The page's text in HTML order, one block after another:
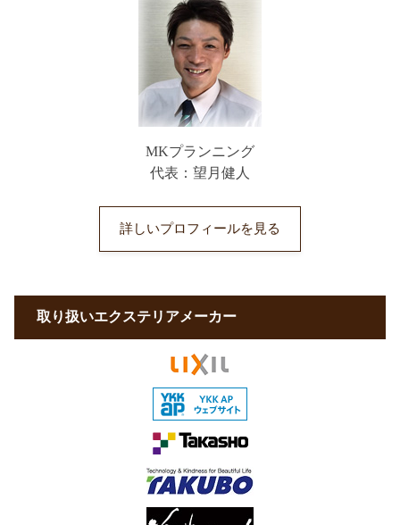
MKプランニング
代表：望月健人
詳しいプロフィールを見る
取り扱いエクステリアメーカー